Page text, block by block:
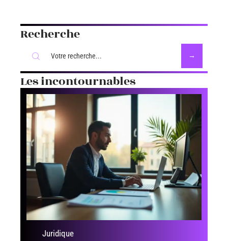
Recherche
Les incontournables
Juridique